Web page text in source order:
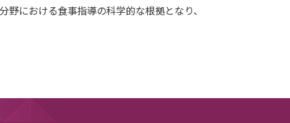
における食事指導の科学的な根拠となり、